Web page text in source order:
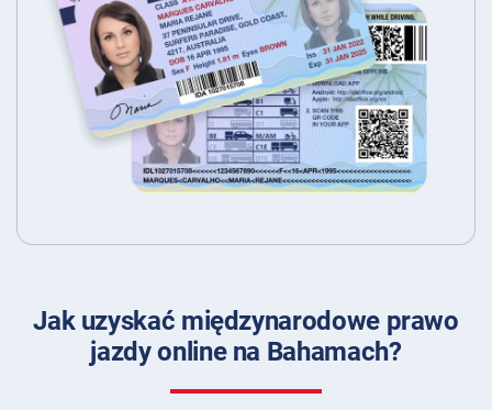
Jak uzyskać międzynarodowe prawo
jazdy online na Bahamach?